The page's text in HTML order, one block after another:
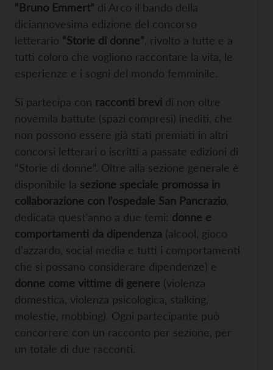
“Bruno Emmert” di Arco il bando della
diciannovesima edizione del concorso
letterario “Storie di donne” , rivolto a tutte e a
tutti coloro che vogliono raccontare la vita, le
esperienze e i sogni del mondo femminile.
Si partecipa con racconti brevi di non oltre
novemila battute (spazi compresi) inediti, che
non possono essere già stati premiati in altri
concorsi letterari o iscritti a passate edizioni di
“Storie di donne”. Oltre alla sezione generale è
disponibile la sezione speciale promossa in
collaborazione con l’ospedale San Pancrazio
dedicata quest’anno a due temi: donne e
comportamenti da dipendenza (alcool, gioco
d’azzardo, social media e tutti i comportamenti
che si possano considerare dipendenze) e
donne come vittime di genere (violenza
domestica, violenza psicologica, stalking,
molestie, mobbing). Ogni partecipante può
concorrere con un racconto per sezione, per
un totale di due racconti.